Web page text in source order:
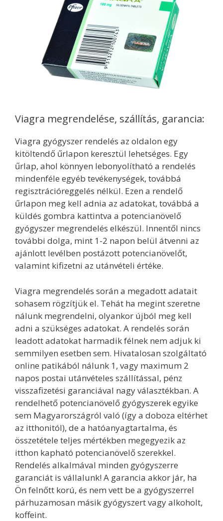
Viagra megrendelése, szállítás, garancia:
Viagra gyógyszer rendelés az oldalon egy
kitöltendő űrlapon keresztül lehetséges. Egy
űrlap, ahol könnyen lebonyolítható a rendelés
mindenféle egyéb tevékenységek, továbbá
regisztrációreggelés nélkül. Ezen a rendelő
űrlapon meg kell adnia az adatokat, továbbá a
küldés gombra kattintva a potencianövelő
gyógyszer megrendelés elkészül. Innentől nincs
további dolga, mint 1-2 napon belül átvenni az
ajánlott levélben postázott potencianövelőt,
valamint kifizetni az utánvételi értéke.
Viagra megrendelés során a megadott adatait
sohasem rögzítjük el. Tehát ha megint szeretne
nálunk megrendelni, olyankor újból meg kell
adni a szükséges adatokat. A rendelés során
leadott adatokat harmadik félnek nem adjuk ki
semmilyen esetben sem. Hivatalosan szolgáltató
online patikából nálunk 1, vagy maximum 2
napos postai utánvételes szállítással, pénz
visszafizetési garanciával nagy választékban. A
rendelhető potencianövelő gyógyszerek egyike
sem Magyarországról való (így a doboza eltérhet
az itthonitól), de a hatóanyagtartalma, és
összetétele teljes mértékben megegyezik az
itthon kapható potencianövelő szerekkel.
Rendelés alkalmával minden gyógyszerre
garanciát is vállalunk! A garancia akkor jár, ha
Ön felnőtt korú, és nem vett be a gyógyszerrel
párhuzamosan másik gyógyszert vagy alkoholt,
koffeint.